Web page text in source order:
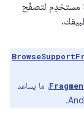
مستخدِم لتصفّح
، ما يساعد